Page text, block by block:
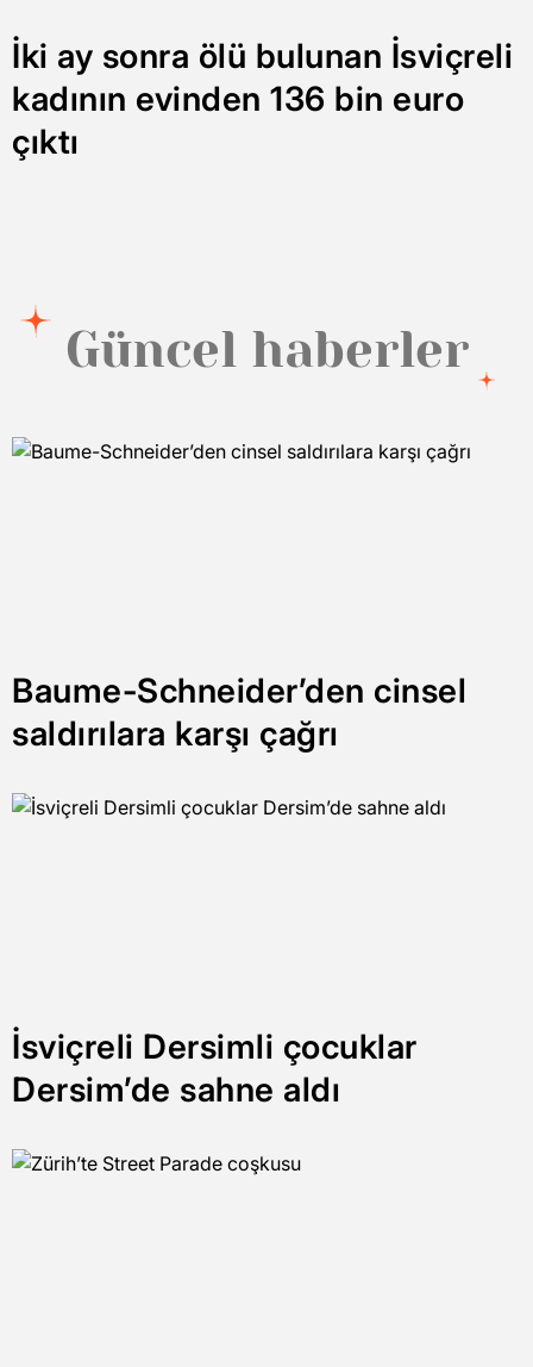
İki ay sonra ölü bulunan İsviçreli
kadının evinden 136 bin euro
çıktı
Güncel haberler
Baume-Schneider’den cinsel
saldırılara karşı çağrı
İsviçreli Dersimli çocuklar
Dersim’de sahne aldı